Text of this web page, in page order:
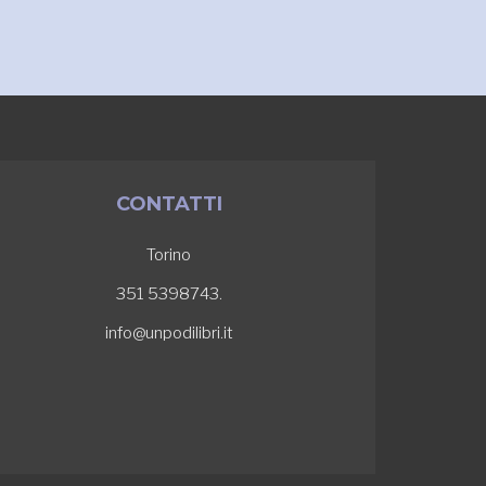
CONTATTI
Torino
351 5398743.
info@unpodilibri.it